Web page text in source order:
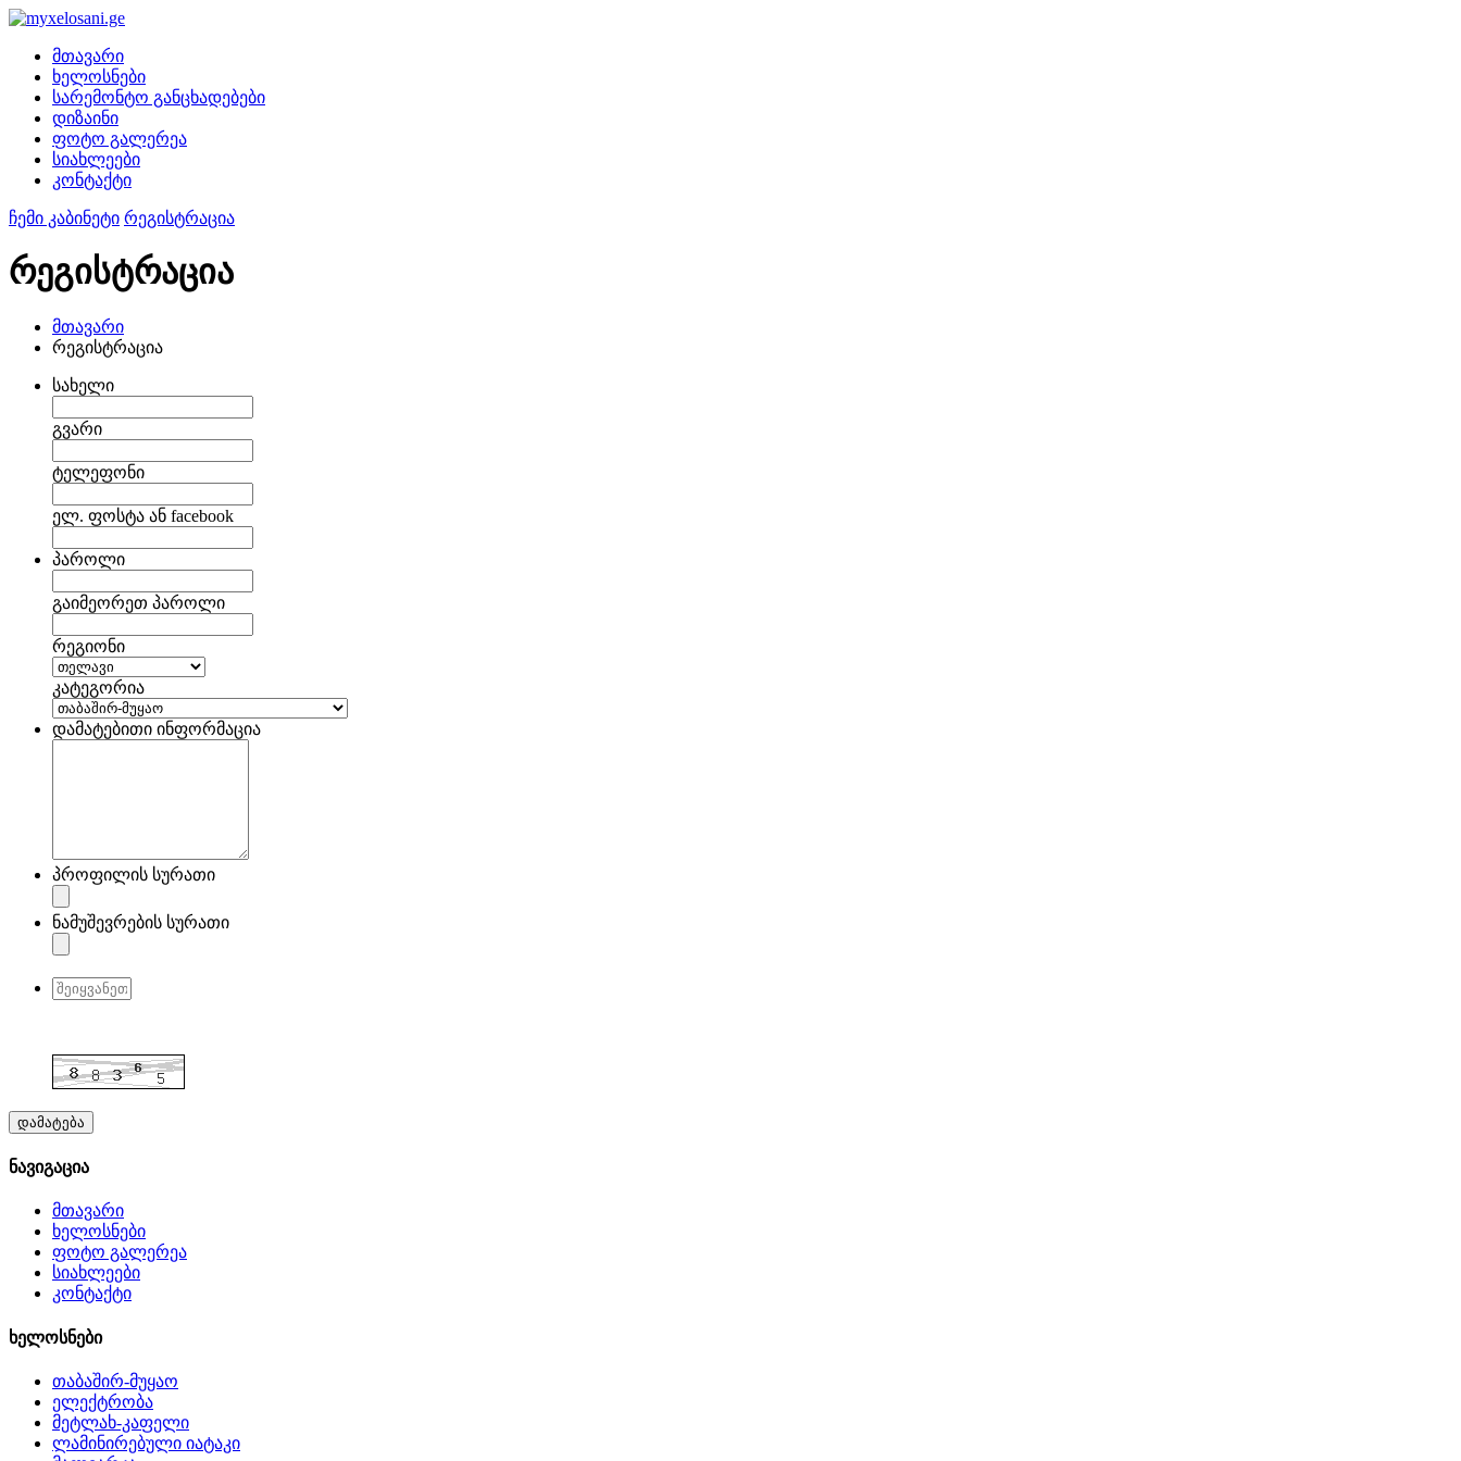
მთავარი
ხელოსნები
სარემონტო განცხადებები
დიზაინი
ფოტო გალერეა
სიახლეები
კონტაქტი
ჩემი კაბინეტი რეგისტრაცია
რეგისტრაცია
მთავარი
რეგისტრაცია
სახელი
გვარი
ტელეფონი
ელ. ფოსტა ან facebook
პაროლი
გაიმეორეთ პაროლი
რეგიონი
კატეგორია
დამატებითი ინფორმაცია
პროფილის სურათი
ნამუშევრების სურათი
დამატება
ნავიგაცია
მთავარი
ხელოსნები
ფოტო გალერეა
სიახლეები
კონტაქტი
ხელოსნები
თაბაშირ-მუყაო
ელექტრობა
მეტლახ-კაფელი
ლამინირებული იატაკი